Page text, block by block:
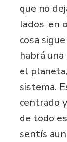
que no
lados, en
cosa
habrá
el
sistema.
centrado
de todo
sentís